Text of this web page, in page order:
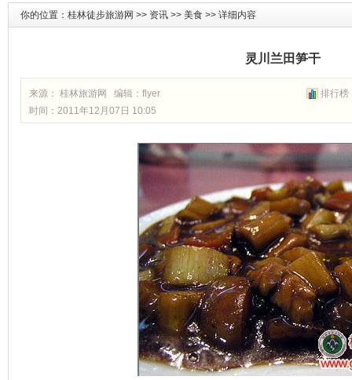
你的位置： 桂林徒步旅游网 >> 资讯 >> 美食 >> 详细内容
灵川兰田笋干
排行榜
来源： 桂林旅游网 编辑： flyer
时间：2011年12月07日 10:05